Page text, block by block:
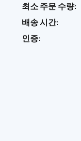
최소 주문 수량:
배송 시간:
인증: